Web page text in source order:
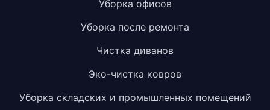
Уборка офисов
Уборка после ремонта
Чистка диванов
Эко-чистка ковров
Уборка складских и промышленных помещений